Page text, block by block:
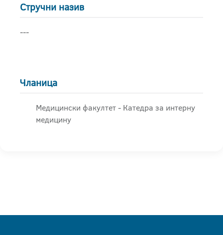
Стручни назив
---
Чланица
Медицински факултет - Катедра за интерну
медицину